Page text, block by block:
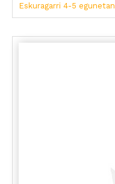
Eskuragarri 4-5 egunetan